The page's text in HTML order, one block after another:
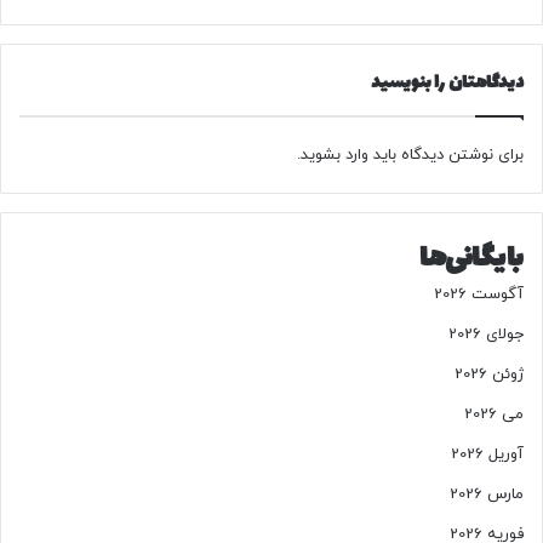
ت
ی
ا
ش
و
/
ر
و
ژ
و
دیدگاهتان را بنویسید
برای نوشتن دیدگاه باید وارد بشوید.
بایگانی‌ها
آگوست 2026
جولای 2026
ژوئن 2026
می 2026
آوریل 2026
مارس 2026
فوریه 2026